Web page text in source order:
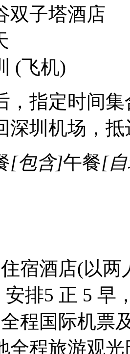
双子塔酒店
(飞机)
，指定时间
深圳机场，
[包含]午餐[
宿酒店(以两
安排5 正 5 早
程国际机票
全程旅游观光